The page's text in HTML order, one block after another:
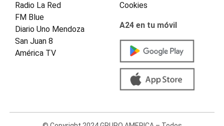
Radio La Red
FM Blue
Diario Uno Mendoza
San Juan 8
América TV
Cookies
A24 en tu móvil